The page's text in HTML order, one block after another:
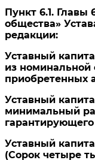
Пункт 6.1. Главы
общества»
редакции:
Уставный
из номинальной
приобретенных
Уставный
минимальный
Уставный
(Сорок четыре